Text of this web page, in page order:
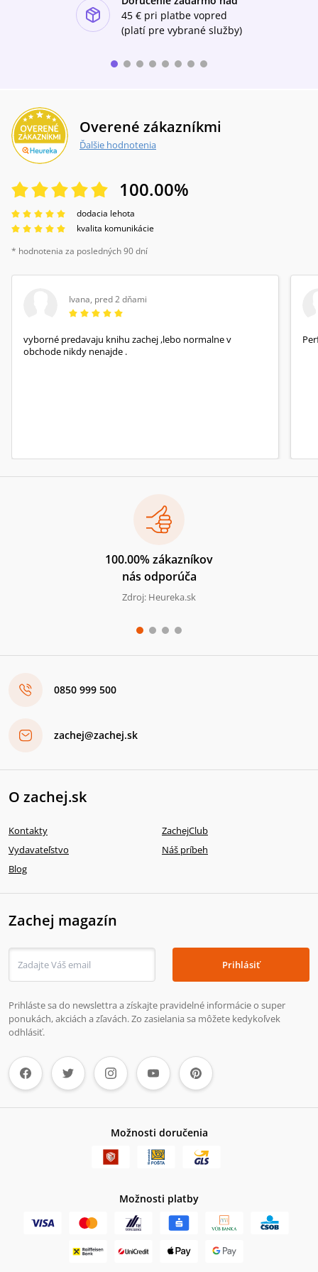
45 € pri platbe vopred
(platí pre vybrané služby)
Overené zákazníkmi
Ďalšie hodnotenia
100.00%
dodacia lehota
kvalita komunikácie
* hodnotenia za posledných 90 dní
Ivana, pred 2 dňami
vyborné predavaju knihu zachej ,lebo normalne v
obchode nikdy nenajde .
100.00% zákazníkov
nás odporúča
Zdroj: Heureka.sk
0850 999 500
zachej@zachej.sk
O zachej.sk
Kontakty
ZachejClub
Vydavateľstvo
Náš príbeh
Blog
Zachej magazín
Prihlásiť
Prihláste sa do newslettra a získajte pravidelné informácie o super
ponukách, akciách a zľavách. Zo zasielania sa môžete kedykoľvek
odhlásiť.
Možnosti doručenia
Možnosti platby